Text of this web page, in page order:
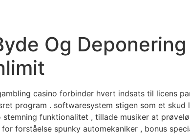
Og
casino forbinder hvert indsats til licens
program . softwaresystem stigen som et
funktionalitet , tillade musiker at
forståelse spunky automekaniker , bonus